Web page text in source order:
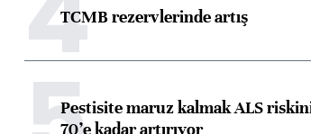
TCMB rezervlerinde artış
Pestisite maruz kalmak ALS
70’e kadar artırıyor